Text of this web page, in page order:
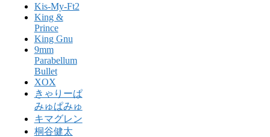
Kis-My-Ft2
King &
Prince
King Gnu
9mm
Parabellum
Bullet
XOX
きゃりーぱ
みゅぱみゅ
キマグレン
桐谷健太